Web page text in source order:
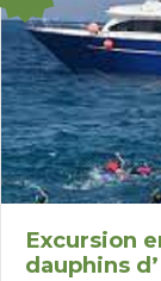
Excursion
dauphins